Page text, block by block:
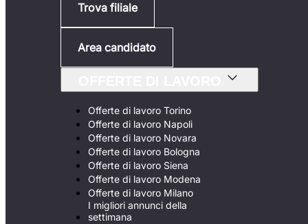
Trova filiale
Area candidato
Offerte di lavoro Torino
Offerte di lavoro Napoli
Offerte di lavoro Novara
Offerte di lavoro Bologna
Offerte di lavoro Siena
Offerte di lavoro Modena
Offerte di lavoro Milano
I migliori annunci della
settimana